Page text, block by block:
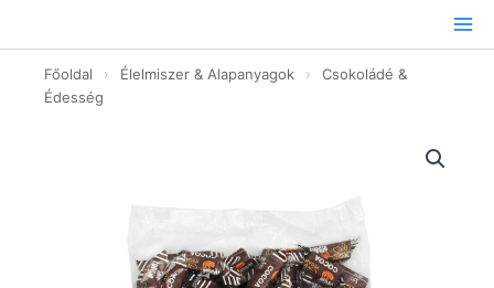
tartalomhoz
Főoldal › Élelmiszer & Alapanyagok ›
Csokoládé &
Édesség